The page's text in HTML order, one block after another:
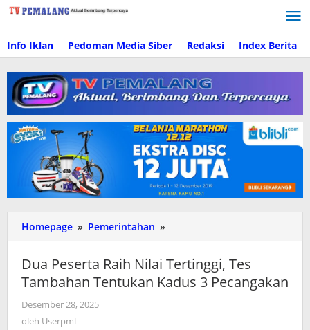
Lewati
Info Iklan Pedoman Media Siber Redaksi Index Berita
Homepage » Pemerintahan »
Peserta
Nilai
Tertinggi,
Dua Peserta Raih Nilai Tertinggi, Tes
Tambahan Tentukan Kadus 3 Pecangakan
Desember 28, 2025
oleh Userpml